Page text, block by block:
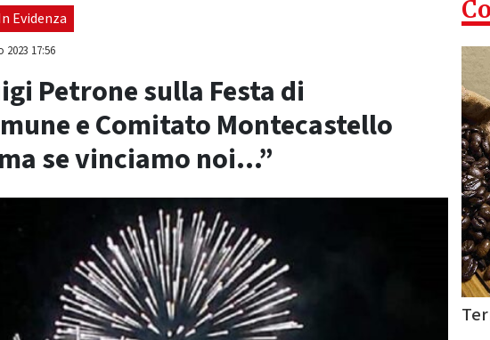
Evidenza
2023 17:56
Petrone sulla Festa di
e Comitato Montecastello
se vinciamo noi…”